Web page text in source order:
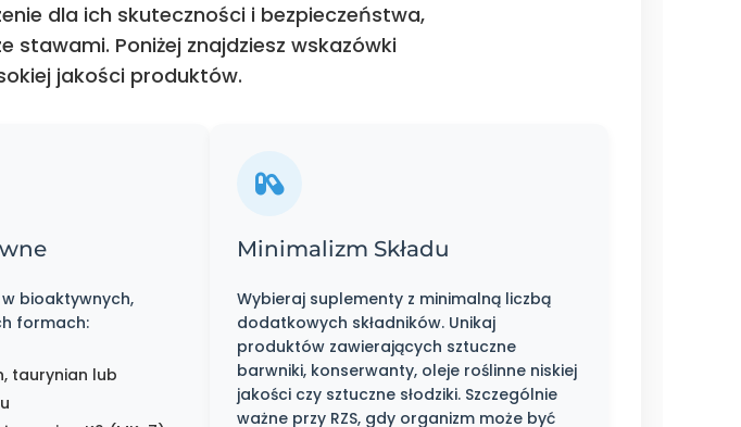
dla ich skuteczności i bezpieczeństwa,
stawami. Poniżej znajdziesz wskazówki
jakości produktów.
bioaktywnych,
formach:
taurynian lub
Minimalizm Składu
Wybieraj suplementy z minimalną liczbą
dodatkowych składników. Unikaj
produktów zawierających sztuczne
barwniki, konserwanty, oleje roślinne niskiej
jakości czy sztuczne słodziki. Szczególnie
ważne przy RZS, gdy organizm może być